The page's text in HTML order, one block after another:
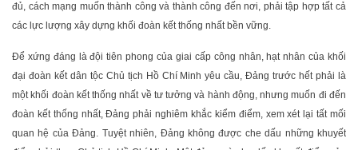
đủ, cách mạng muốn thành công và thành công đến nơi, phải tập hợp tất cả
các lực lượng xây dựng khối đoàn kết thống nhất bền vững.
Để xứng đáng là đội tiên phong của giai cấp công nhân, hạt nhân của khối
đại đoàn kết dân tộc Chủ tịch Hồ Chí Minh yêu cầu, Đảng trước hết phải là
một khối đoàn kết thống nhất về tư tưởng và hành động, nhưng muốn đi đến
đoàn kết thống nhất, Đảng phải nghiêm khắc kiểm điểm, xem xét lại tất mối
quan hệ của Đảng. Tuyệt nhiên, Đảng không được che dấu những khuyết